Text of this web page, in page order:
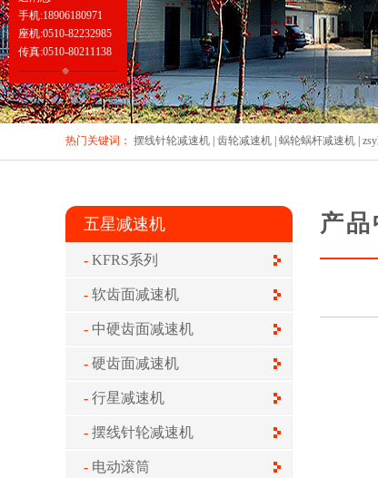
热门关键词： 摆线针轮减速机 齿轮减速机 蜗轮蜗杆减速机
五星减速机
KFRS系列
软齿面减速机
中硬齿面减速机
硬齿面减速机
行星减速机
摆线针轮减速机
电动滚筒
产
手机:18906180971
座机:0510-82232985
传真:0510-80211138